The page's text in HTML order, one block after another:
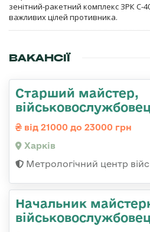
зенітний-ракетний комплекс ЗРК С-
важливих цілей противника.
ВАКАНСІЇ
Старший майстер,
від 21000 до 23000 грн
Харків
Метрологічний центр
Начальник